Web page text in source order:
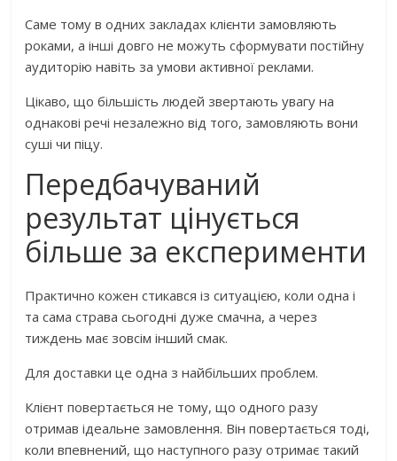
Саме тому в одних закладах клієнти замовляють
роками, а інші довго не можуть сформувати постійну
аудиторію навіть за умови активної реклами.
Цікаво, що більшість людей звертають увагу на
однакові речі незалежно від того, замовляють вони
суші чи піцу.
Передбачуваний
результат цінується
більше за експерименти
Практично кожен стикався із ситуацією, коли одна і
та сама страва сьогодні дуже смачна, а через
тиждень має зовсім інший смак.
Для доставки це одна з найбільших проблем.
Клієнт повертається не тому, що одного разу
отримав ідеальне замовлення. Він повертається тоді,
коли впевнений, що наступного разу отримає такий